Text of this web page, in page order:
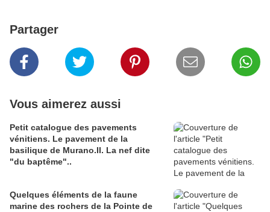
Partager
Vous aimerez aussi
Petit catalogue des pavements
vénitiens. Le pavement de la
basilique de Murano.II. La nef dite
"du baptême"..
Quelques éléments de la faune
marine des rochers de la Pointe de